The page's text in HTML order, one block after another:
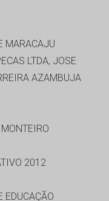
MARACAJU
LTDA, JOSE
AZAMBUJA
2012
EDUCAÇÃO